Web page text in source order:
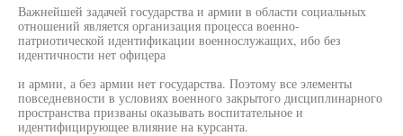
Важнейшей задачей государства и армии в области социальных
отношений является организация процесса военно-
патриотической идентификации военнослужащих, ибо без
идентичности нет офицера
и армии, а без армии нет государства. Поэтому все элементы
повседневности в условиях военного закрытого дисциплинарного
пространства призваны оказывать воспитательное и
идентифицирующее влияние на курсанта.